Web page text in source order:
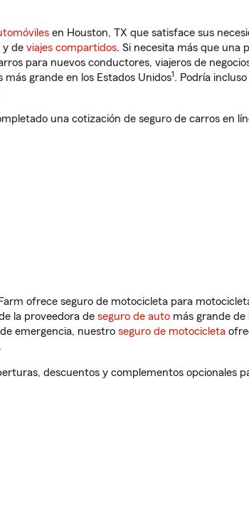
en Houston, TX que satisface sus
y de viajes compartidos. Si necesita más que una
para nuevos conductores, viajeros de
grande en los Estados Unidos1. Podría
una cotización de seguro de carros en
ofrece seguro de motocicleta para
la proveedora de seguro de auto más grande de
emergencia, nuestro seguro de motocicleta
descuentos y complementos opcionales